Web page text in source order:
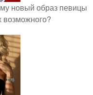
новый образ певицы
возможного?